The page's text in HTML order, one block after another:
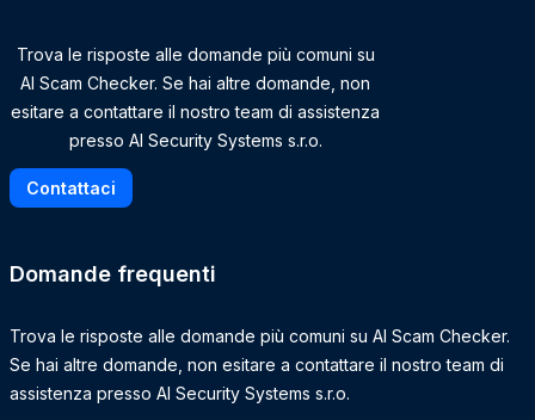
Trova le risposte alle domande più comuni su
AI Scam Checker. Se hai altre domande, non
esitare a contattare il nostro team di assistenza
presso AI Security Systems s.r.o.
Contattaci
Domande frequenti
Trova le risposte alle domande più comuni su AI Scam Checker.
Se hai altre domande, non esitare a contattare il nostro team di
assistenza presso AI Security Systems s.r.o.